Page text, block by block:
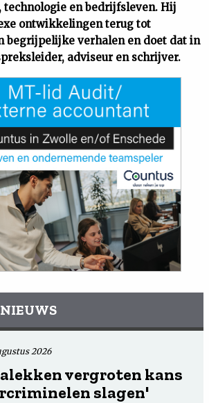
technologie en bedrijfsleven. Hij
ontwikkelingen terug tot
begrijpelijke verhalen en doet dat in
adviseur en schrijver.
2026
vergroten kans
slagen'